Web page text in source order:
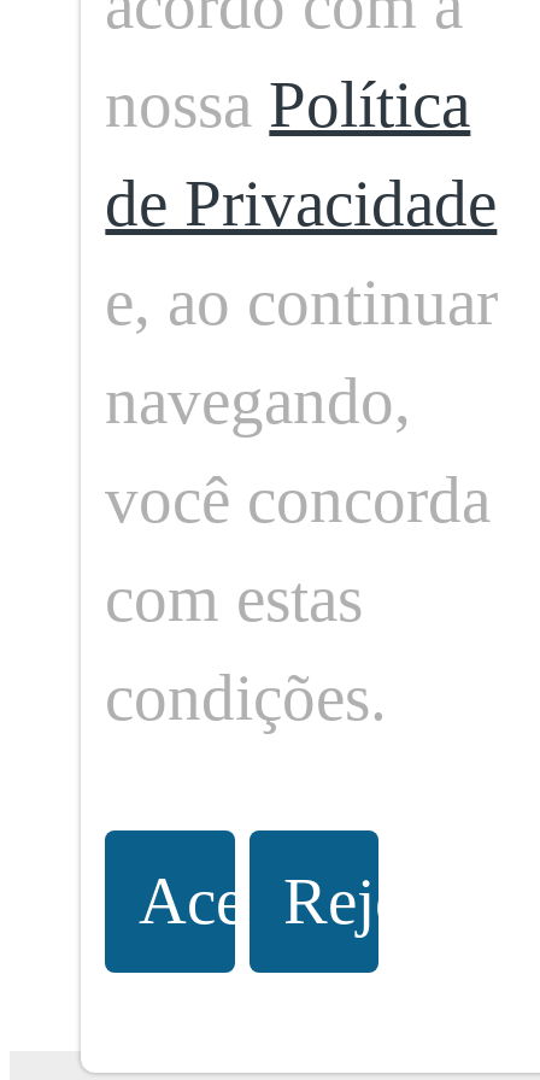
Publicação anterior
Próxima publicação
Somos um time de profissionais de
profissional com mais de
Neste espaço nosso compromisso é com
O seu portal de notícias sobre eventos,
cultura, gastronomia e sociedade.
Fique por dentro de tudo que acontece.
nossa Política
de Privacidade
e, ao continuar
navegando,
você concorda
com estas
condições.
AceitarRejeitar